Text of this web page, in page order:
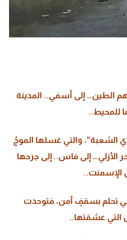
الطين… إلى أسفي.. المدينة
للمحيط..
الشعبة“، والتي غسلها الموجُ
الأزلي… إلى فاس.. إلى جرحها
الإسمنت..
وهي تحلم بسقفٍ آمن، فتوحدت
التي عشقتها..